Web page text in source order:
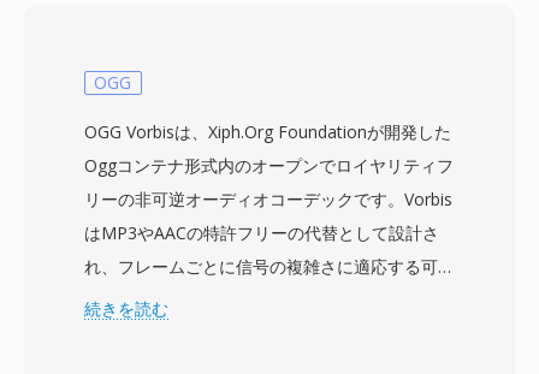
形式として文化的な重要性を獲得しました —
中心に配布ネットワーク全体を構築し、Grateful
DeadやPhishなどのバンドもこの慣行を暗黙的に
容認していました。利点の一つはこの形式のシン
プルさで、控えめなPentium時代のハードウェア
でもエンコーディングとデコーディングが高速に
動作しました。もう一つの強みは決定論的な出力
OGG
OGG Vorbisは、Xiph.Org Foundationが開発した
Oggコンテナ形式内のオープンでロイヤリティフ
リーの非可逆オーディオコーデックです。Vorbis
はMP3やAACの特許フリーの代替として設計さ
れ、フレームごとに信号の複雑さに適応する可変
ビットレートエンコーディングと改良型離散コサ
続きを読む